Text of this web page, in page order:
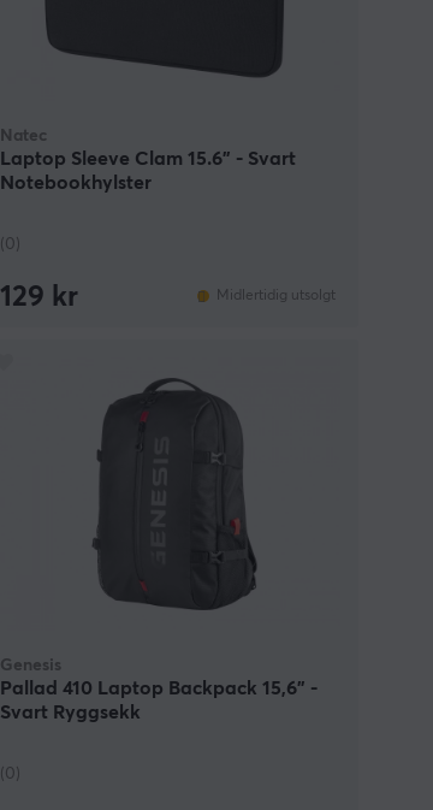
Natec
Laptop Sleeve Clam 15.6" - Svart
Notebookhylster
(0)
129 kr Midlertidig utsolgt
Genesis
Pallad 410 Laptop Backpack 15,6” -
Svart Ryggsekk
(0)